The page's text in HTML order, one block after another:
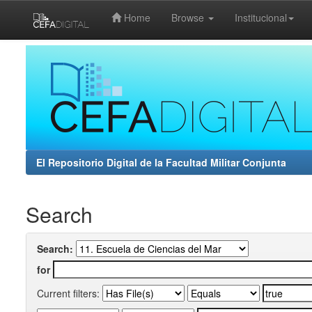
Home Browse Institucional
El Repositorio Digital de la Facultad Militar Conjunta
Search
Search:
for
Current filters: